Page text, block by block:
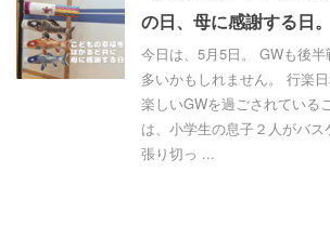
の日、母に感謝する日。
今日は、5月5日。 GWも後
多いかもしれません。 行楽日
楽しいGWを過ごされている
は、小学生の息子２人がバス
張り切っ ...